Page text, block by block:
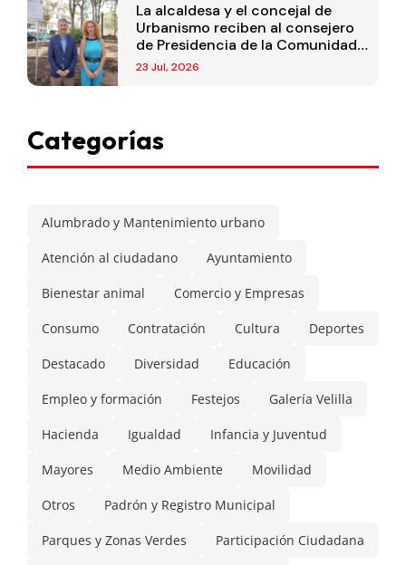
La alcaldesa y el concejal de
Urbanismo reciben al consejero
de Presidencia de la Comunidad
de Madrid
23 Jul, 2026
Categorías
Alumbrado y Mantenimiento urbano
Atención al ciudadano Ayuntamiento
Bienestar animal Comercio y Empresas
Consumo Contratación Cultura Deportes
Destacado Diversidad Educación
Empleo y formación Festejos Galería Velilla
Hacienda Igualdad Infancia y Juventud
Mayores Medio Ambiente Movilidad
Otros Padrón y Registro Municipal
Parques y Zonas Verdes Participación Ciudadana